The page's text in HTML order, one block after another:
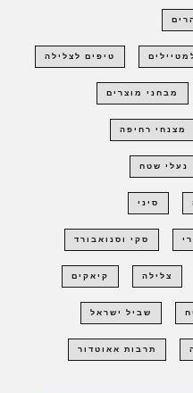
טיפים לצלילה
מבחני מוצרים
מצנחי רחיפה
נעלי שטח
סיני
סקי וסנואבורד
צלילה קיאקים
שביל ישראל
תרבות אאוטדור